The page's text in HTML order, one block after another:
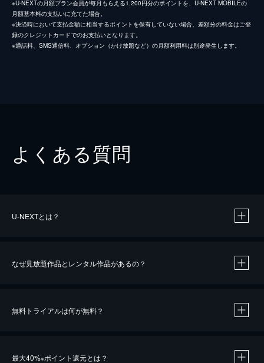
※U-NEXTの月額プラン会員が毎月もらえる1,200円分のポイントを、U-NEXT MOBILEの
月額基本料の支払いに充てた場合。
※決済時において支払金額に相当するポイントを保有していない場合、差額分の料金はご登
録のクレジットカードでのお支払いとなります。
※通話料、SMS通信料、オプション（かけ放題など）の月額利用料は別途発生します。
よくある質問
U-NEXTとは？
なぜ見放題作品とレンタル作品があるの？
無料トライアルは何が無料？
最大40%※ポイント還元とは？